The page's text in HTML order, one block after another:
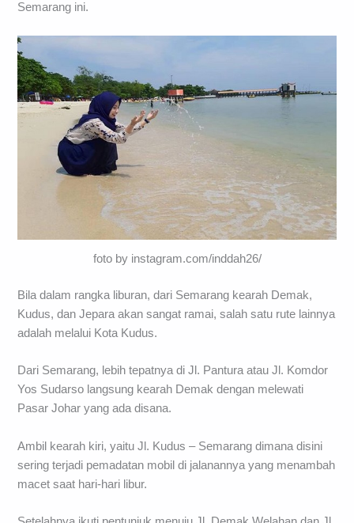
Semarang ini.
foto by instagram.com/inddah26/
Bila dalam rangka liburan, dari Semarang kearah Demak,
Kudus, dan Jepara akan sangat ramai, salah satu rute lainnya
adalah melalui Kota Kudus.
Dari Semarang, lebih tepatnya di Jl. Pantura atau Jl. Komdor
Yos Sudarso langsung kearah Demak dengan melewati
Pasar Johar yang ada disana.
Ambil kearah kiri, yaitu Jl. Kudus – Semarang dimana disini
sering terjadi pemadatan mobil di jalanannya yang menambah
macet saat hari-hari libur.